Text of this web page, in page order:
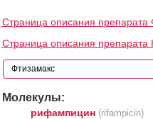
Страница описания препарата
Страница описания препарата
Молекулы:
рифампицин (rifampicin)